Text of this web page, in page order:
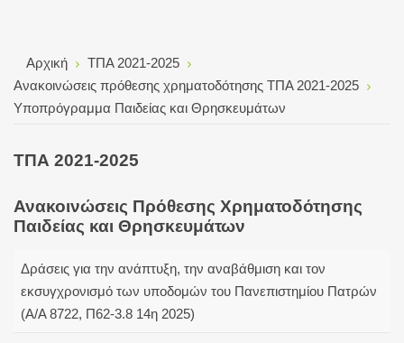
Αρχική
ΤΠΑ 2021-2025
Ανακοινώσεις πρόθεσης χρηματοδότησης ΤΠΑ 2021-2025
Υποπρόγραμμα Παιδείας και Θρησκευμάτων
ΤΠΑ 2021-2025
Ανακοινώσεις Πρόθεσης Χρηματοδότησης
Παιδείας και Θρησκευμάτων
Δράσεις για την ανάπτυξη, την αναβάθμιση και τον
εκσυγχρονισμό των υποδομών του Πανεπιστημίου Πατρών
(Α/Α 8722, Π62-3.8 14η 2025)